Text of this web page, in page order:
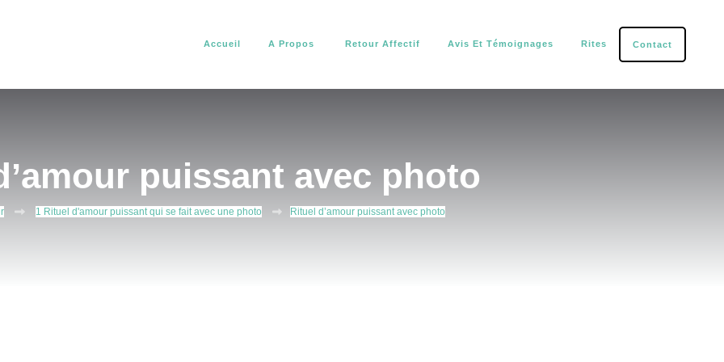
Accueil A Propos Retour Affectif Avis Et Témoignages Rites Contact
puissant avec photo
1 Rituel d'amour puissant qui se fait avec une photo Rituel d’amour puissant avec photo